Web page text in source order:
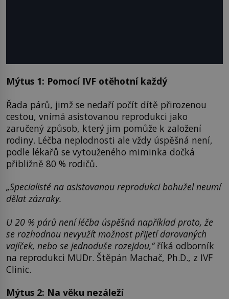
Mýtus 1: Pomocí IVF otěhotní každý
Řada párů, jimž se nedaří počít dítě přirozenou
cestou, vnímá asistovanou reprodukci jako
zaručený způsob, který jim pomůže k založení
rodiny. Léčba neplodnosti ale vždy úspěšná není,
podle lékařů se vytouženého miminka dočká
přibližně 80 % rodičů.
„Specialisté na asistovanou reprodukci bohužel neumí
dělat zázraky.
U 20 % párů není léčba úspěšná například proto, že
se rozhodnou nevyužít možnost přijetí darovaných
vajíček, nebo se jednoduše rozejdou,“říká odborník
na reprodukci MUDr. Štěpán Machač, Ph.D., z IVF
Clinic.
Mýtus 2: Na věku nezáleží